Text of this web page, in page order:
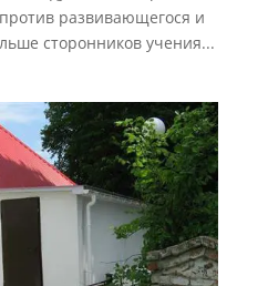
развивающегося и
сторонников учения...